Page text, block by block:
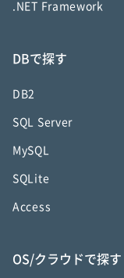
.NET Framework
DBで探す
DB2
SQL Server
MySQL
SQLite
Access
OS/クラウドで探す